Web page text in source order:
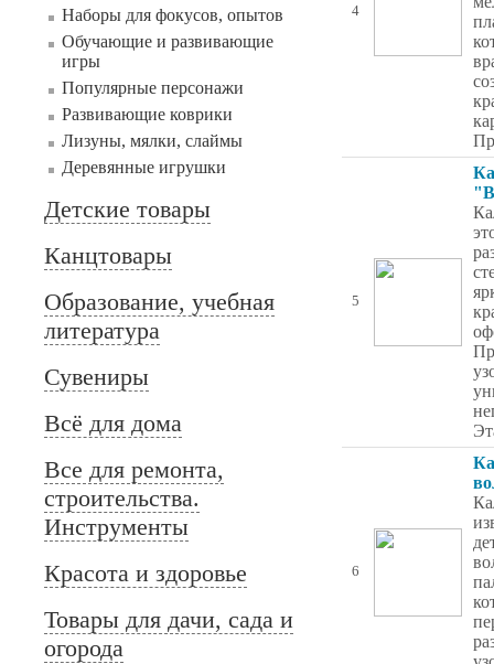
Наборы для фокусов, опытов
Обучающие и развивающие
игры
Популярные персонажи
Развивающие коврики
Лизуны, мялки, слаймы
Деревянные игрушки
Детские товары
Канцтовары
Образование, учебная
литература
Сувениры
Всё для дома
Все для ремонта,
строительства.
Инструменты
Красота и здоровье
Товары для дачи, сада и
огорода
4
5
6